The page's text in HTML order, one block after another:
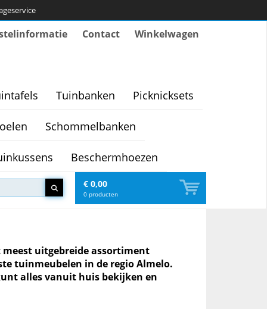
Contact Winkelwagen
Tuinbanken Picknicksets
Schommelbanken
Beschermhoezen
€ 0,00
0 producten
meest uitgebreide assortiment
tuinmeubelen in de regio Almelo.
alles vanuit huis bekijken en